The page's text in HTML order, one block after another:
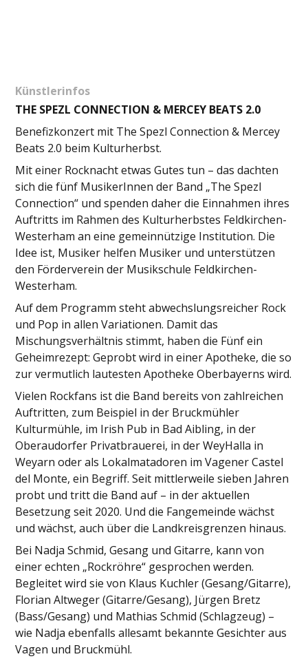
Künstlerinfos
THE SPEZL CONNECTION & MERCEY BEATS 2.0
Benefizkonzert mit The Spezl Connection & Mercey
Beats 2.0 beim Kulturherbst.
Mit einer Rocknacht etwas Gutes tun – das dachten
sich die fünf MusikerInnen der Band „The Spezl
Connection“ und spenden daher die Einnahmen ihres
Auftritts im Rahmen des Kulturherbstes Feldkirchen-
Westerham an eine gemeinnützige Institution. Die
Idee ist, Musiker helfen Musiker und unterstützen
den Förderverein der Musikschule Feldkirchen-
Westerham.
Auf dem Programm steht abwechslungsreicher Rock
und Pop in allen Variationen. Damit das
Mischungsverhältnis stimmt, haben die Fünf ein
Geheimrezept: Geprobt wird in einer Apotheke, die so
zur vermutlich lautesten Apotheke Oberbayerns wird.
Vielen Rockfans ist die Band bereits von zahlreichen
Auftritten, zum Beispiel in der Bruckmühler
Kulturmühle, im Irish Pub in Bad Aibling, in der
Oberaudorfer Privatbrauerei, in der WeyHalla in
Weyarn oder als Lokalmatadoren im Vagener Castel
del Monte, ein Begriff. Seit mittlerweile sieben Jahren
probt und tritt die Band auf – in der aktuellen
Besetzung seit 2020. Und die Fangemeinde wächst
und wächst, auch über die Landkreisgrenzen hinaus.
Bei Nadja Schmid, Gesang und Gitarre, kann von
einer echten „Rockröhre“ gesprochen werden.
Begleitet wird sie von Klaus Kuchler (Gesang/Gitarre),
Florian Altweger (Gitarre/Gesang), Jürgen Bretz
(Bass/Gesang) und Mathias Schmid (Schlagzeug) –
wie Nadja ebenfalls allesamt bekannte Gesichter aus
Vagen und Bruckmühl.